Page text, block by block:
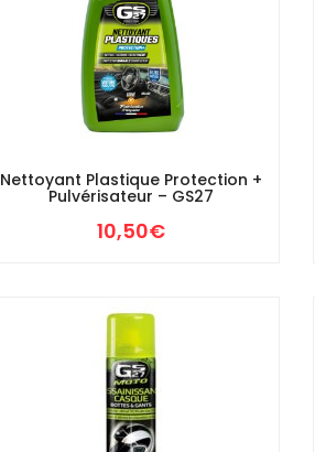
Nettoyant Plastique Protection +
Pulvérisateur – GS27
10,50€